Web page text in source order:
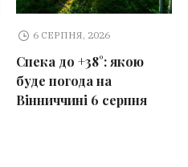
6 СЕРПНЯ, 2026
Спека до +38°: якою
буде погода на
Вінниччині 6 серпня